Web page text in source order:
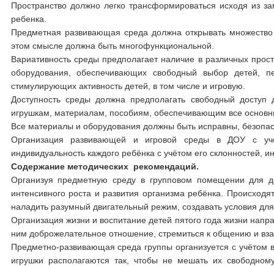
Пространство должно легко трансформироваться исходя из
ребенка.
Предметная развивающая среда должна открывать
этом смысле должна быть многофункциональной.
Вариативность среды предполагает наличие в различных
оборудования, обеспечивающих свободный выбор детей,
стимулирующих активность детей, в том числе и игровую.
Доступность среды должна предполагать свободный
игрушкам, материалам, пособиям, обеспечивающим все
Все материалы и оборудования должны быть исправны,
Организация развивающей и игровой среды в ДОУ с
индивидуальность каждого ребёнка с учётом его склонностей,
Содержание методических рекомендаций.
Организуя предметную среду в групповом помещении для
интенсивного роста и развития организма ребёнка.
наладить разумный двигательный режим, создавать условия
Организация жизни и воспитание детей пятого года жизни
ним доброжелательное отношение, стремиться к общению и
Предметно-развивающая среда группы организуется с
игрушки располагаются так, чтобы не мешать их